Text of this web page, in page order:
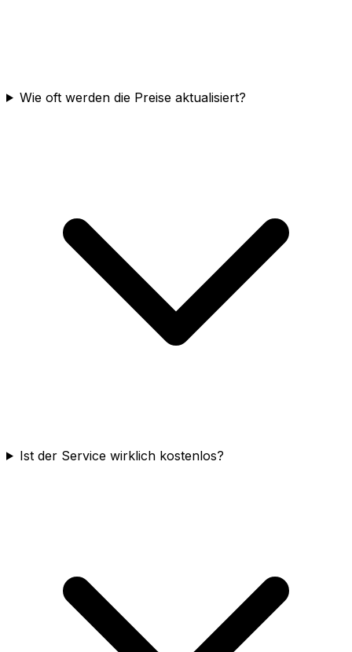
Wie oft werden die Preise aktualisiert?
Ist der Service wirklich kostenlos?